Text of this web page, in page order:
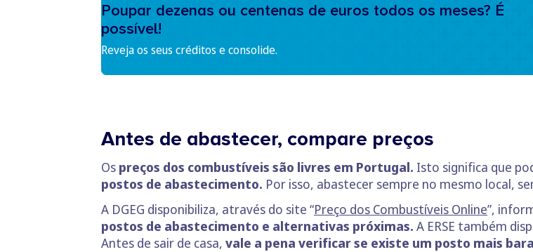
Poupar dezenas ou centenas de euros todos os meses? É
possível!
Reveja os seus créditos e consolide.
Antes de abastecer, compare preços
Os preços dos combustíveis são livres em Portugal. Isto significa que
postos de abastecimento. Por isso, abastecer sempre no mesmo local,
A DGEG disponibiliza, através do site “Preço dos Combustíveis Online”,
postos de abastecimento e alternativas próximas. A ERSE também
Antes de sair de casa, vale a pena verificar se existe um posto mais